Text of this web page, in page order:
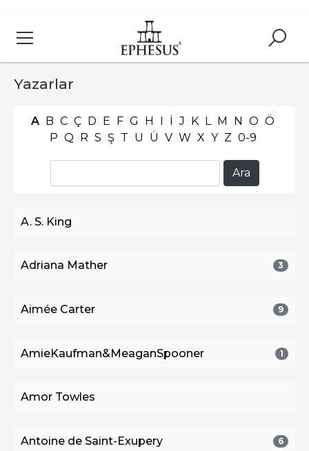
Yazarlar
A B C Ç D E F G H I İ J K L M N O Ö
P Q R S Ş T U Ü V W X Y Z 0-9
A. S. King
Adriana Mather 3
Aimée Carter 9
AmieKaufman&MeaganSpooner 1
Amor Towles
Antoine de Saint-Exupery 6